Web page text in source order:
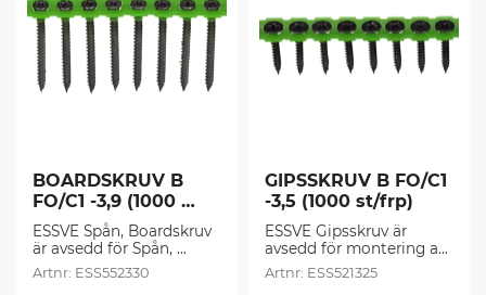
BOARDSKRUV B
FO/C1 -3,9 (1000
st/frp)
ESSVE Spån, Boardskruv
är avsedd för Spån,
board eller
plywoodskivor samt list-
ESS552330
GIPSSKRUV B FO/C1
-3,5 (1000 st/frp)
ESSVE Gipsskruv är
avsedd för montering av
gipsskivor inomhus, mot
stålregel. Borrkapacitet
ESS521325